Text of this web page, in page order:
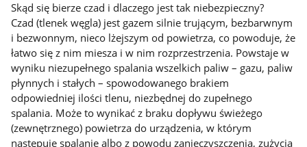
Skąd się bierze czad i dlaczego jest tak niebezpieczny?
Czad (tlenek węgla) jest gazem silnie trującym, bezbarwnym
i bezwonnym, nieco lżejszym od powietrza, co powoduje, że
łatwo się z nim miesza i w nim rozprzestrzenia. Powstaje w
wyniku niezupełnego spalania wszelkich paliw – gazu, paliw
płynnych i stałych – spowodowanego brakiem
odpowiedniej ilości tlenu, niezbędnej do zupełnego
spalania. Może to wynikać z braku dopływu świeżego
(zewnętrznego) powietrza do urządzenia, w którym
następuje spalanie albo z powodu zanieczyszczenia, zużycia